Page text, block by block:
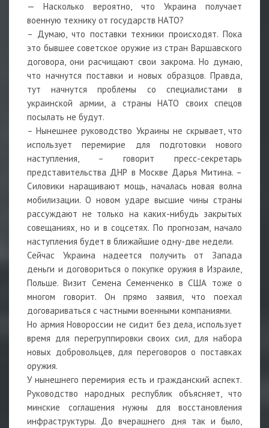
— Насколько вероятно, что Украина получает
военную технику от государств НАТО?
– Думаю, что поставки техники происходят. Пока
это бывшее советское оружие из стран Варшавского
договора, они расчищают свои закрома. Но думаю,
что начнутся поставки и новых образцов. Правда,
тут начнутся проблемы со специалистами в
украинской армии, а страны НАТО своих спецов
посылать не будут.
– Нынешнее руководство Украины не скрывает, что
использует перемирие для подготовки нового
наступления, – говорит пресс-секретарь
представительства ДНР в Москве Дарья Митина. –
Силовики наращивают мощь, началась новая волна
мобилизации. О новом ударе высшие чины страны
рассуждают не только на каких-нибудь закрытых
совещаниях, но и в соцсетях. По прогнозам, начало
наступления будет в ближайшие одну-две недели.
Сейчас Украина надеется получить от Запада
деньги и договориться о покупке оружия в Израиле,
Польше. Визит Семена Семенченко в США тоже о
многом говорит. Он прямо заявил, что поехал
договариваться с частными военными компаниями.
Но армия Новороссии не сидит без дела, использует
время для перегруппировки своих сил, для набора
новых добровольцев, для переговоров о поставках
оружия.
У нынешнего перемирия есть и гражданский аспект.
Руководство народных республик объясняет, что
минские соглашения нужны для восстановления
инфраструктуры. До вчерашнего дня так и было,